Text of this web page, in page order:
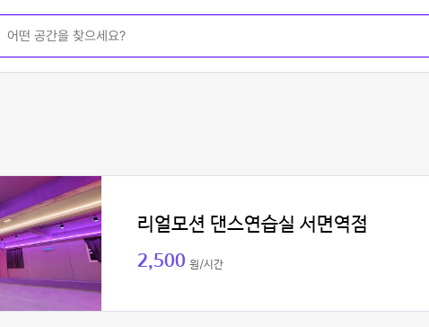
리얼모션 댄스연습실 서면역점
2,500 원/시간